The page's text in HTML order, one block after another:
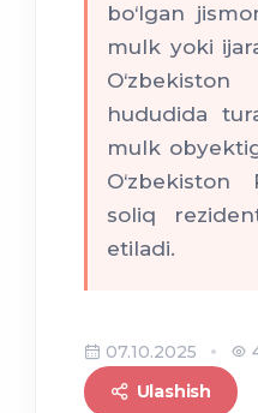
bo‘lgan
mulk yoki
hududida
mulk
O‘zbekiston
soliq
etiladi.
07.10.2025
Ulashish